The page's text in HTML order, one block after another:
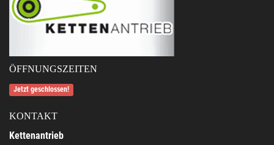
ÖFFNUNGSZEITEN
Jetzt geschlossen!
KONTAKT
Kettenantrieb